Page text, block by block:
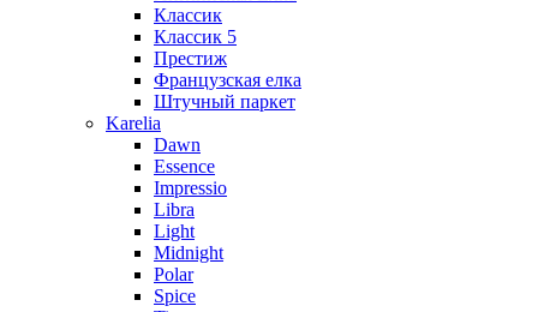
Классик
Классик 5
Престиж
Французская елка
Штучный паркет
Karelia
Dawn
Essence
Impressio
Libra
Light
Midnight
Polar
Spice